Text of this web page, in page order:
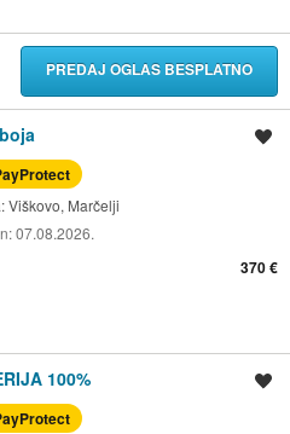
PREDAJ OGLAS BESPLATNO
Viškovo, Marčelji
07.08.2026.
370 €
100%